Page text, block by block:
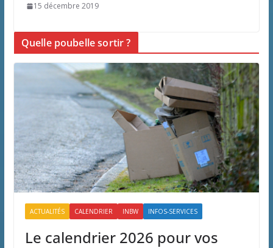
15 décembre 2019
Quelle poubelle sortir ?
ACTUALITÉS CALENDRIER INBW INFOS-SERVICES
Le calendrier 2026 pour vos